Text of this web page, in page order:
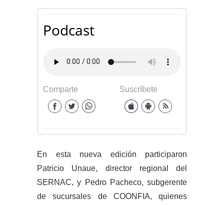
Podcast
Comparte Suscríbete
En esta nueva edición participaron
Patricio Unaue, director regional del
SERNAC, y Pedro Pacheco, subgerente
de sucursales de COONFIA, quienes